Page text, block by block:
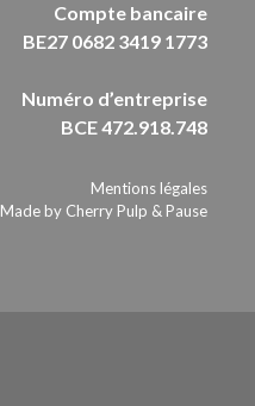
Compte bancaire
BE27 0682 3419 1773
Numéro d’entreprise
BCE 472.918.748
Mentions légales
Made by Cherry Pulp & Pause